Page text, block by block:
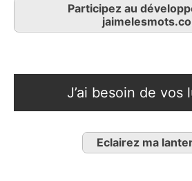
Participez au
J’ai besoin de vos
Eclairez ma